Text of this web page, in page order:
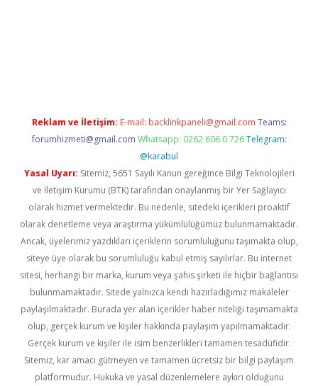
Reklam ve İletişim: E-mail: backlinkpaneli@gmail.com Teams:
forumhizmeti@gmail.com Whatsapp: 0262 606 0 726 Telegram:
@karabul
Yasal Uyarı: Sitemiz, 5651 Sayılı Kanun gereğince Bilgi Teknolojileri
ve İletişim Kurumu (BTK) tarafından onaylanmış bir Yer Sağlayıcı
olarak hizmet vermektedir. Bu nedenle, sitedeki içerikleri proaktif
olarak denetleme veya araştırma yükümlülüğümüz bulunmamaktadır.
Ancak, üyelerimiz yazdıkları içeriklerin sorumluluğunu taşımakta olup,
siteye üye olarak bu sorumluluğu kabul etmiş sayılırlar. Bu internet
sitesi, herhangi bir marka, kurum veya şahıs şirketi ile hiçbir bağlantısı
bulunmamaktadır. Sitede yalnızca kendi hazırladığımız makaleler
paylaşılmaktadır. Burada yer alan içerikler haber niteliği taşımamakta
olup, gerçek kurum ve kişiler hakkında paylaşım yapılmamaktadır.
Gerçek kurum ve kişiler ile isim benzerlikleri tamamen tesadüfidir.
Sitemiz, kar amacı gütmeyen ve tamamen ücretsiz bir bilgi paylaşım
platformudur. Hukuka ve yasal düzenlemelere aykırı olduğunu